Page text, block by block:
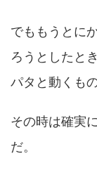
でももうとに
ろうとしたと
パタと動くも
その時は確実
だ。